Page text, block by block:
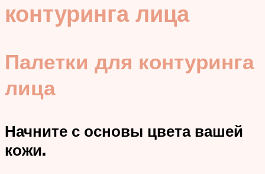
контуринга лица
Палетки для контуринга
лица
Начните с основы цвета вашей
кожи.